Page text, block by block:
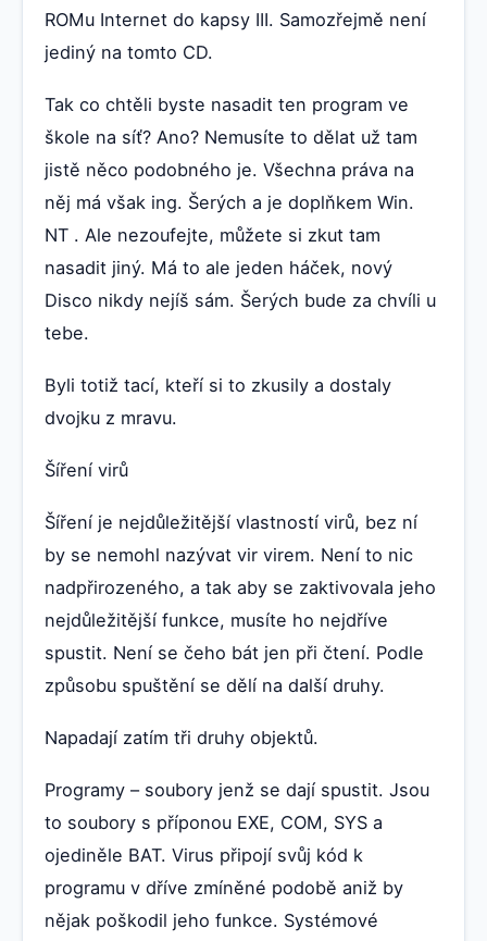
ROMu Internet do kapsy III. Samozřejmě není
jediný na tomto CD.
Tak co chtěli byste nasadit ten program ve
škole na síť? Ano? Nemusíte to dělat už tam
jistě něco podobného je. Všechna práva na
něj má však ing. Šerých a je doplňkem Win.
NT . Ale nezoufejte, můžete si zkut tam
nasadit jiný. Má to ale jeden háček, nový
Disco nikdy nejíš sám. Šerých bude za chvíli u
tebe.
Byli totiž tací, kteří si to zkusily a dostaly
dvojku z mravu.
Šíření virů
Šíření je nejdůležitější vlastností virů, bez ní
by se nemohl nazývat vir virem. Není to nic
nadpřirozeného, a tak aby se zaktivovala jeho
nejdůležitější funkce, musíte ho nejdříve
spustit. Není se čeho bát jen při čtení. Podle
způsobu spuštění se dělí na další druhy.
Napadají zatím tři druhy objektů.
Programy – soubory jenž se dají spustit. Jsou
to soubory s příponou EXE, COM, SYS a
ojediněle BAT. Virus připojí svůj kód k
programu v dříve zmíněné podobě aniž by
nějak poškodil jeho funkce. Systémové